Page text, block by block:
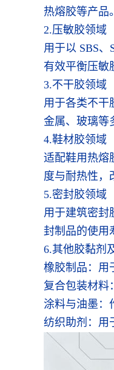
热熔胶等产品
2.压敏胶领域
用于以 SBS
有效平衡压敏
3.不干胶领域
用于各类不干
金属、玻璃等
4.鞋材胶领域
适配鞋用热熔
度与耐热性，
5.密封胶领域
用于建筑密封
封制品的使用
6.其他胶黏剂
橡胶制品：用
复合包装材料
涂料与油墨：
纺织助剂：用